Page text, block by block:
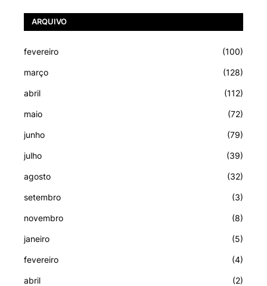
ARQUIVO
fevereiro (100)
março (128)
abril (112)
maio (72)
junho (79)
julho (39)
agosto (32)
setembro (3)
novembro (8)
janeiro (5)
fevereiro (4)
abril (2)